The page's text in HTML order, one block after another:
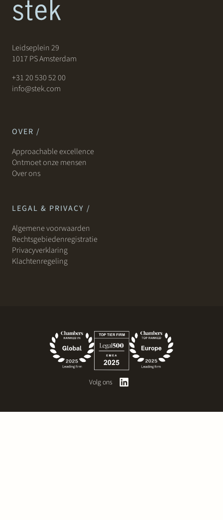
Leidseplein 29
1017 PS Amsterdam
+31 20 530 52 00
info@stek.com
OVER /
Approachable excellence
Ontmoet onze mensen
Over ons
LEGAL & PRIVACY /
Algemene voorwaarden
Rechtsgebiedenregistratie
Privacyverklaring
Klachtenregeling
Volg ons